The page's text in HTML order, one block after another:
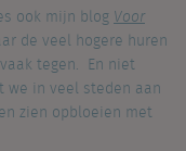
ook mijn blogVoor
de veel hogere huren
tegen. En niet
we in veel steden aan
zien opbloeien met